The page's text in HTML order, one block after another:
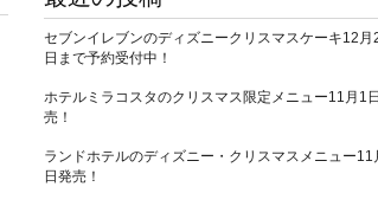
セブンイレブンのディズニークリスマスケーキ12月
日まで予約受付中！
ホテルミラコスタのクリスマス限定メニュー11月1
売！
ランドホテルのディズニー・クリスマスメニュー11
日発売！